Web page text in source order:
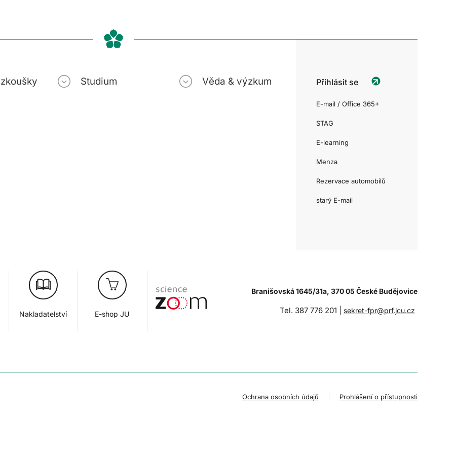
Studium Věda & výzkum Přihlásit se
E-mail / Office 365+
STAG
E-learning
Menza
Rezervace automobilů
starý E-mail
Nakladatelství E-shop JU
Branišovská 1645/31a, 370 05 České Budějovice
Tel. 387 776 201 | sekret-fpr@prf.jcu.cz
Ochrana osobních údajů Prohlášení o přístupnosti